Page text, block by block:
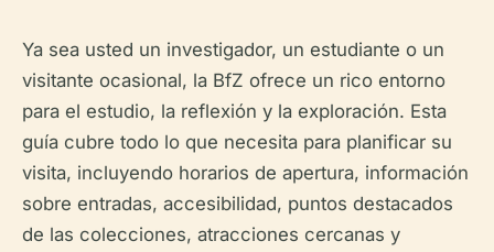
Ya sea usted un investigador, un estudiante o un
visitante ocasional, la BfZ ofrece un rico entorno
para el estudio, la reflexión y la exploración. Esta
guía cubre todo lo que necesita para planificar su
visita, incluyendo horarios de apertura, información
sobre entradas, accesibilidad, puntos destacados
de las colecciones, atracciones cercanas y